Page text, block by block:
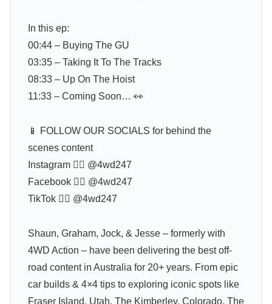
In this ep:
00:44 – Buying The GU
03:35 – Taking It To The Tracks
08:33 – Up On The Hoist
11:33 – Coming Soon… 👀
📱 FOLLOW OUR SOCIALS for behind the
scenes content
Instagram 👉🏻 @4wd247
Facebook 👉🏻 @4wd247
TikTok 👉🏻 @4wd247
Shaun, Graham, Jock, & Jesse – formerly with
4WD Action – have been delivering the best off-
road content in Australia for 20+ years. From epic
car builds & 4×4 tips to exploring iconic spots like
Fraser Island, Utah, The Kimberley, Colorado, The